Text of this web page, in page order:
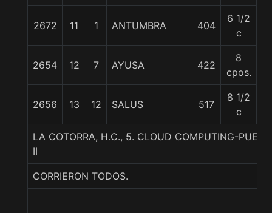
2672 11 1 ANTUMBRA 404
6 1/2
c
2654 12 7 AYUSA 422
8
cpos.
2656 13 12 SALUS 517
8 1/2
c
LA COTORRA, H.C., 5. CLOUD COMPUTING-
II
CORRIERON TODOS.